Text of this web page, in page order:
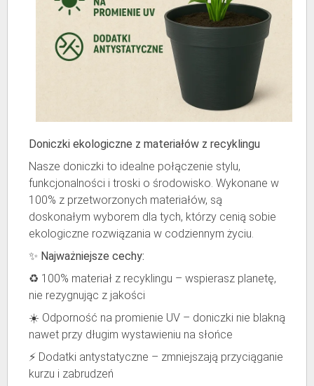
Doniczki ekologiczne z materiałów z recyklingu
Nasze doniczki to idealne połączenie stylu,
funkcjonalności i troski o środowisko. Wykonane w
100% z przetworzonych materiałów, są
doskonałym wyborem dla tych, którzy cenią sobie
ekologiczne rozwiązania w codziennym życiu.
✨ Najważniejsze cechy:
♻️ 100% materiał z recyklingu – wspierasz planetę,
nie rezygnując z jakości
☀️ Odporność na promienie UV – doniczki nie blakną
nawet przy długim wystawieniu na słońce
⚡ Dodatki antystatyczne – zmniejszają przyciąganie
kurzu i zabrudzeń